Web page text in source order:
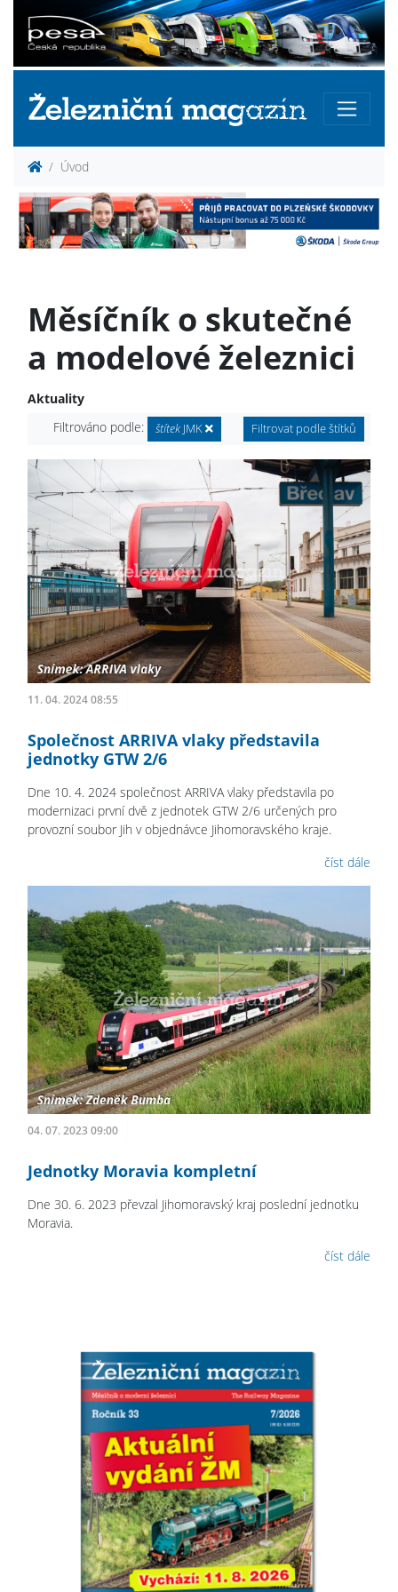
Úvod
Měsíčník o skutečné
a modelové železnici
Aktuality
Filtrováno podle:
štítekJMK Filtrovat podle štítků
11. 04. 2024 08:55
Společnost ARRIVA vlaky představila
jednotky GTW 2/6
Dne 10. 4. 2024 společnost ARRIVA vlaky představila po
modernizaci první dvě z jednotek GTW 2/6 určených pro
provozní soubor Jih v objednávce Jihomoravského kraje.
číst dále
04. 07. 2023 09:00
Jednotky Moravia kompletní
Dne 30. 6. 2023 převzal Jihomoravský kraj poslední jednotku
Moravia.
číst dále